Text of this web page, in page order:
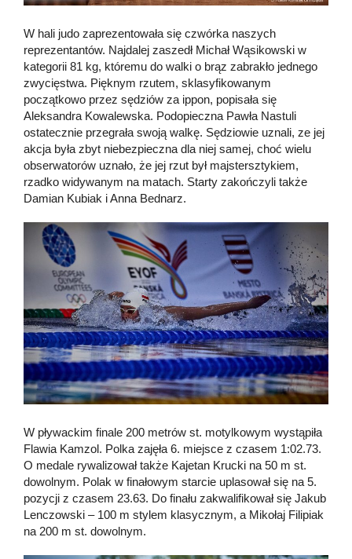
W hali judo zaprezentowała się czwórka naszych
reprezentantów. Najdalej zaszedł Michał Wąsikowski w
kategorii 81 kg, któremu do walki o brąz zabrakło jednego
zwycięstwa. Pięknym rzutem, sklasyfikowanym
początkowo przez sędziów za ippon, popisała się
Aleksandra Kowalewska. Podopieczna Pawła Nastuli
ostatecznie przegrała swoją walkę. Sędziowie uznali, ze jej
akcja była zbyt niebezpieczna dla niej samej, choć wielu
obserwatorów uznało, że jej rzut był majstersztykiem,
rzadko widywanym na matach. Starty zakończyli także
Damian Kubiak i Anna Bednarz.
W pływackim finale 200 metrów st. motylkowym wystąpiła
Flawia Kamzol. Polka zajęła 6. miejsce z czasem 1:02.73.
O medale rywalizował także Kajetan Krucki na 50 m st.
dowolnym. Polak w finałowym starcie uplasował się na 5.
pozycji z czasem 23.63. Do finału zakwalifikował się Jakub
Lenczowski – 100 m stylem klasycznym, a Mikołaj Filipiak
na 200 m st. dowolnym.